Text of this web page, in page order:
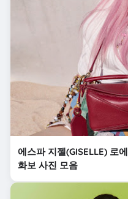
에스파 지젤(GISELLE) 로
화보 사진 모음